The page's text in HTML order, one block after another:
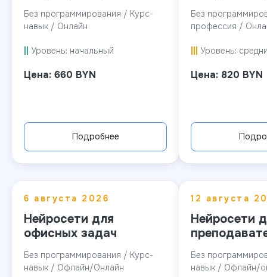
Без программирования / Курс-
навык / Онлайн
Уровень: начальный
Цена: 660 BYN
Подробнее
Без
профессия /
Уровень:
Цена: 820 BYN
6 августа 2026
Нейросети для
офисных задач
Без программирования / Курс-
навык / Офлайн/Онлайн
12 августа
Нейросети
Без
навык / Офлайн/